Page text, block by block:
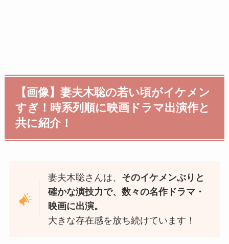
【画像】妻夫木聡の若い頃がイケメン
すぎ！時系列順に映画ドラマ出演作と
共に紹介！
妻夫木聡さんは、 そのイケメンぶりと
確かな演技力で、数々の名作ドラマ・
映画に出演。
大きな存在感を放ち続けています！